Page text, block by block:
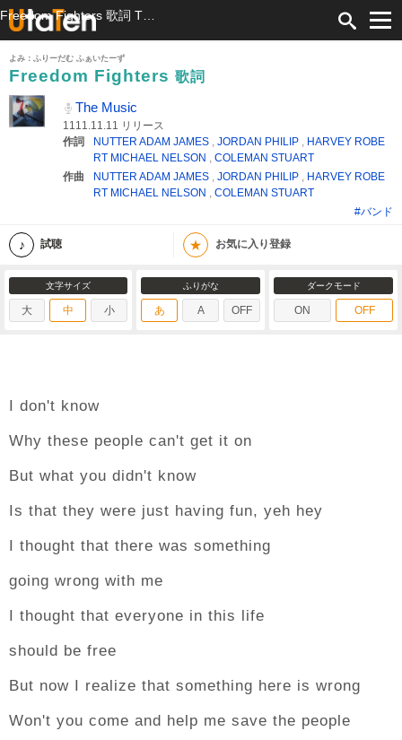
よみ：ふりーだむ ふぁいたーず
Freedom Fighters 歌詞
The Music
1111.11.11 リリース
作詞
NUTTER ADAM JAMES ,JORDAN PHILIP , HARVEY ROBE
RT MICHAEL NELSON ,COLEMAN STUART
作曲
NUTTER ADAM JAMES ,JORDAN PHILIP , HARVEY ROBE
RT MICHAEL NELSON ,COLEMAN STUART
#バンド
試聴 ★ お気に入り登録
文字サイズ
大 中 小
ふりがな
あ A OFF
ダークモード
ON OFF
I don't know
Why these people can't get it on
But what you didn't know
Is that they were just having fun, yeh hey
I thought that there was something
going wrong with me
I thought that everyone in this life
should be free
But now I realize that something here is wrong
Won't you come and help me save the people